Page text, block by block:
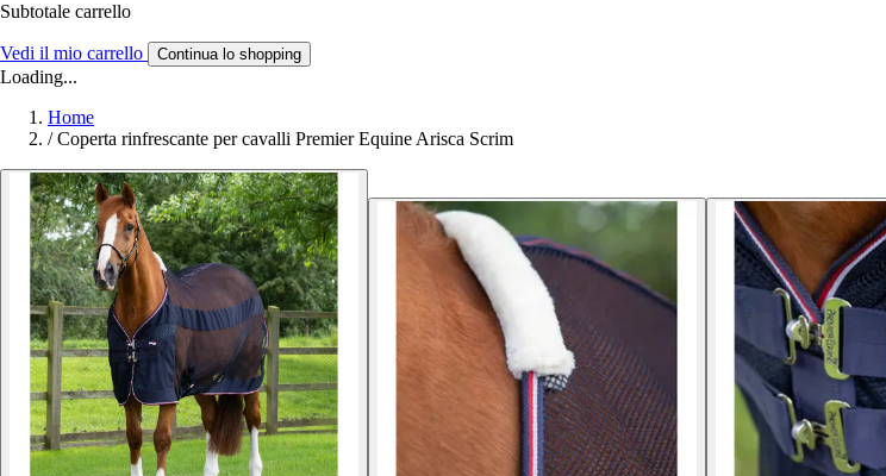
Subtotale carrello
Vedi il mio carrello Continua lo shopping
Loading...
Home
/ Coperta rinfrescante per cavalli Premier Equine Arisca Scrim